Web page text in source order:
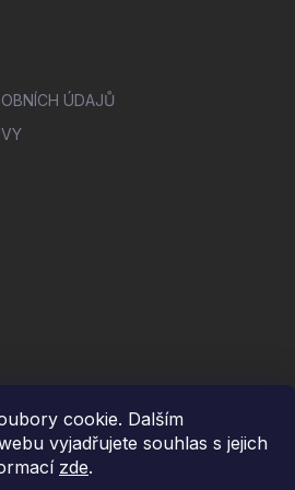
cookie. Dalším
vyjadřujete souhlas s jejich
zde.
ÚDAJŮ